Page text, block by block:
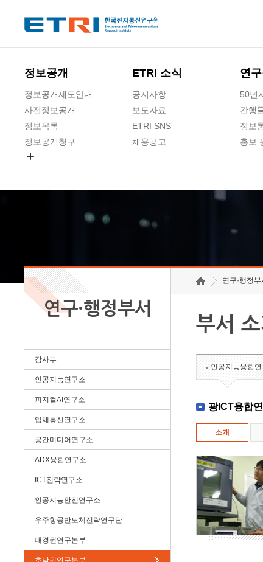
정보공개
정보공개제도안내
사전정보공개
정보목록
정보공개청구
ETRI 소식
공지사항
보도자료
ETRI SNS
채용공고
연
50년
간행
정보
홍보
연구·행정부서
감사부
인공지능연구소
피지컬AI연구소
입체통신연구소
공간미디어연구소
ADX융합연구소
ICT전략연구소
인공지능안전연구소
우주항공반도체전략연구단
대경권연구본부
호남권연구본부
연구·행정부
부서 소
인공지능융합연
광ICT융합
소개